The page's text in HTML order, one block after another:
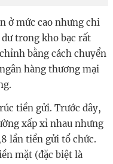
ở mức cao nhưng chi
trong kho bạc rất
bằng cách chuyển
hàng thương mại
tiền gửi. Trước đây,
xấp xỉ nhau nhưng
lần tiền gửi tổ chức.
mặt (đặc biệt là